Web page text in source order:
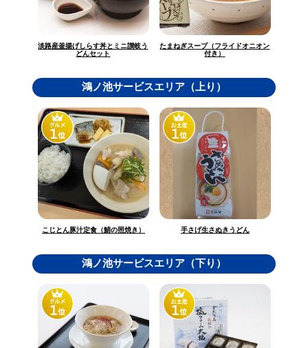
淡路産釜揚げしらす丼とミニ讃岐う
どんセット
たまねぎスープ（フライドオニオン
付き）
鴻ノ池サービスエリア（上り）
こじとん豚汁定食（鯖の照焼き） 手さげ生さぬきうどん
鴻ノ池サービスエリア（下り）